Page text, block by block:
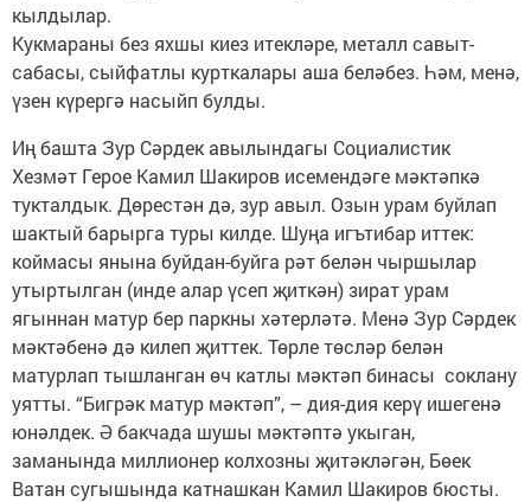
кылдылар.
Кукмараны без яхшы киез итекләре, металл савыт-
сабасы, сыйфатлы курткалары аша беләбез. Һәм, менә,
үзен күрергә насыйп булды.
Иң башта Зур Сәрдек авылындагы Социалистик
Хезмәт Герое Камил Шакиров исемендәге мәктәпкә
тукталдык. Дөрестән дә, зур авыл. Озын урам буйлап
шактый барырга туры килде. Шуңа игътибар иттек:
коймасы янына буйдан-буйга рәт белән чыршылар
утыртылган (инде алар үсеп җиткән) зират урам
ягыннан матур бер паркны хәтерләтә. Менә Зур Сәрдек
мәктәбенә дә килеп җиттек. Төрле төсләр белән
матурлап тышланган өч катлы мәктәп бинасы соклану
уятты. “Бигрәк матур мәктәп”, – дия-дия керү ишегенә
юнәлдек. Ә бакчада шушы мәктәптә укыган,
заманында миллионер колхозны җитәкләгән, Бөек
Ватан сугышында катнашкан Камил Шакиров бюсты.